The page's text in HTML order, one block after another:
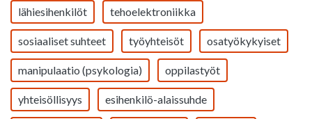
lähiesihenkilöt tehoelektroniikka
sosiaaliset suhteet työyhteisöt osatyökykyiset
manipulaatio (psykologia) oppilastyöt
yhteisöllisyys esihenkilö-alaissuhde